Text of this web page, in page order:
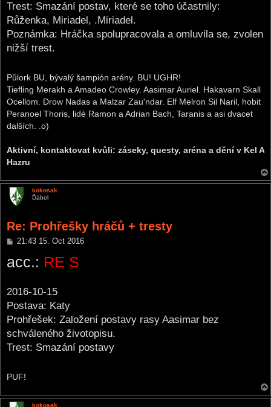
Trest: Smazání postav, které se toho účastnily:
Růženka, Miriadel, .Miriadel.
Poznámka: Hráčka spolupracovala a omluvila se, zvolen
nižší trest.
Půlork BU, bývalý šampión arény. BU! UGHR!
Tiefling Merakh a Amadeo Crowley. Aasimar Auriel. Hakavarn Skall
Ocellom. Drow Nadas a Malzar Zau'ndar. Elf Melron Sil Naril, hobit
Peranoel Thoris, lidé Ramon a Adrian Bach, Taranis a asi dvacet
dalších. .o)
Aktivní, kontaktovat kvůli: záseky, questy, aréna a dění v Kel A
Hazru
kokosak
Ďábel
Re: Prohřešky hráčů + tresty
P
s
t
21:43 15. Oct 2016
acc.: RE S
2016-10-15
Postava: Katy
Prohřešek: Založení postavy rasy Aasimar bez
schváleného životopisu.
Trest: Smazání postavy
PUF!
kokosak